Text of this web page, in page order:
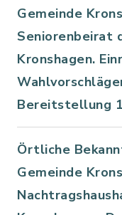
Gemeinde
Seniorenbeirat
Kronshagen.
Bereitstellung
Örtliche
Gemeinde